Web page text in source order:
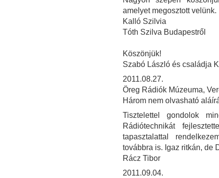
amelyet megosztott velünk.
Kalló Szilvia
Tóth Szilva Budapestről
Köszönjük!
Szabó László és családja
2011.08.27.
Öreg Rádiók Múzeuma,
Három nem olvasható
Tisztelettel gondolok
Rádiótechnikát
tapasztalattal
továbbra is. Igaz ritkán, de
Rácz Tibor
2011.09.04.